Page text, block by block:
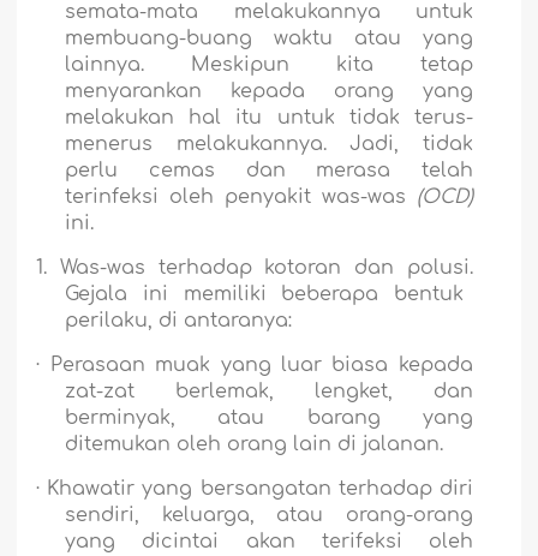
semata-mata melakukannya untuk
membuang-buang waktu atau yang
lainnya. Meskipun kita tetap
menyarankan kepada orang yang
melakukan hal itu untuk tidak terus-
menerus melakukannya. Jadi, tidak
perlu cemas dan merasa telah
terinfeksi oleh penyakit was-was (OCD)
ini.
1.
Was-was terhadap kotoran dan polusi.
Gejala ini memiliki beberapa bentuk
perilaku, di antaranya:
·
Perasaan muak yang luar biasa kepada
zat-zat berlemak, lengket, dan
berminyak, atau barang yang
ditemukan oleh orang lain di jalanan.
· Khawatir yang bersangatan terhadap diri
sendiri, keluarga, atau orang-orang
yang dicintai akan terifeksi oleh